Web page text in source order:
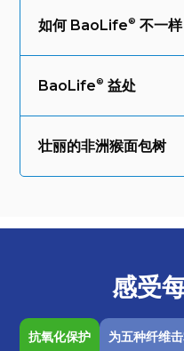
如何 BaoLife 不一样
BaoLife 益处
壮丽的非洲猴面包树
感受
抗氧化保护 为五种纤维